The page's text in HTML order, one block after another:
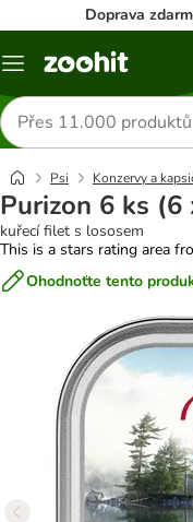
Doprava
Menu
Hledat
produkty
Psi Konzervy a
Purizon 6 ks (6
kuřecí filet s lososem
This is a stars rating area
Ohodnoťte tento